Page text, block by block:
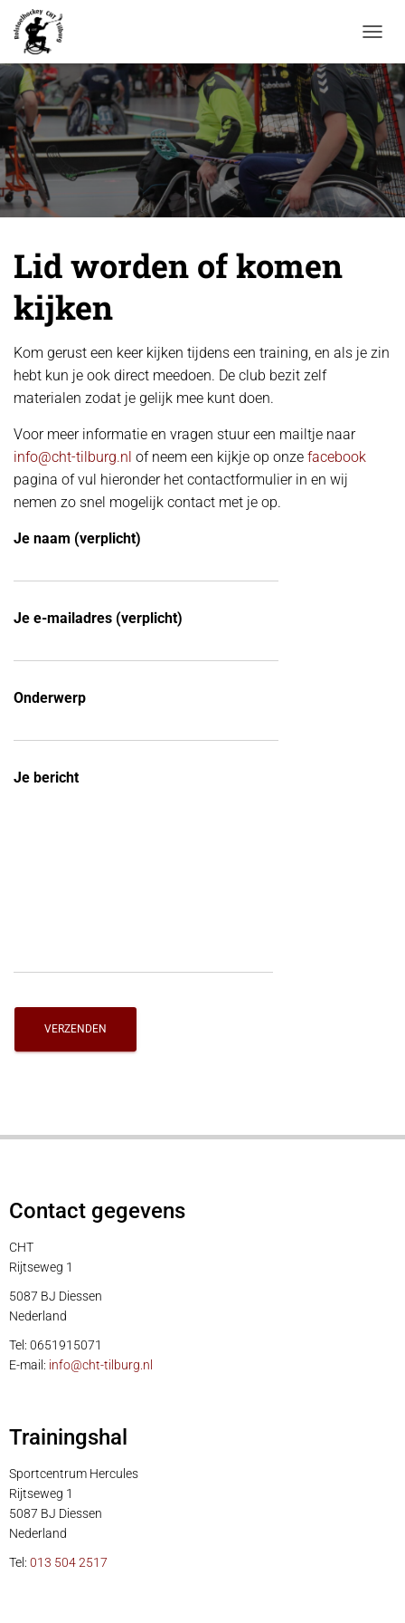
A
V
G
A
T
E
W
I
Lid worden of komen
kijken
Kom gerust een keer kijken tijdens een training, en als je zin
hebt kun je ook direct meedoen. De club bezit zelf
materialen zodat je gelijk mee kunt doen.
Voor meer informatie en vragen stuur een mailtje naar
info@cht-tilburg.nl of neem een kijkje op onze facebook
pagina of vul hieronder het contactformulier in en wij
nemen zo snel mogelijk contact met je op.
Je naam (verplicht)
Je e-mailadres (verplicht)
Onderwerp
Je bericht
Contact gegevens
CHT
Rijtseweg 1
5087 BJ Diessen
Nederland
Tel: 0651915071
E-mail: info@cht-tilburg.nl
Trainingshal
Sportcentrum Hercules
Rijtseweg 1
5087 BJ Diessen
Nederland
Tel: 013 504 2517